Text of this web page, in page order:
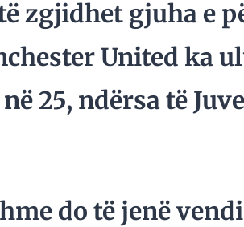
zgjidhet gjuha e
United ka
25, ndërsa të
do të jenë